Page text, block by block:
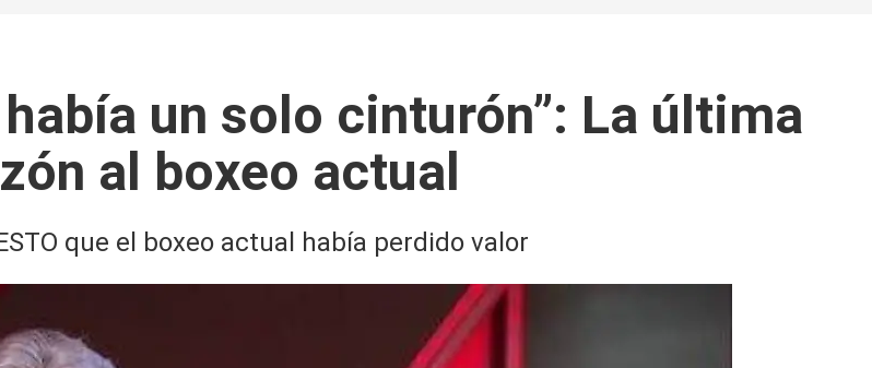
un solo cinturón”: La última
al boxeo actual
que el boxeo actual había perdido valor